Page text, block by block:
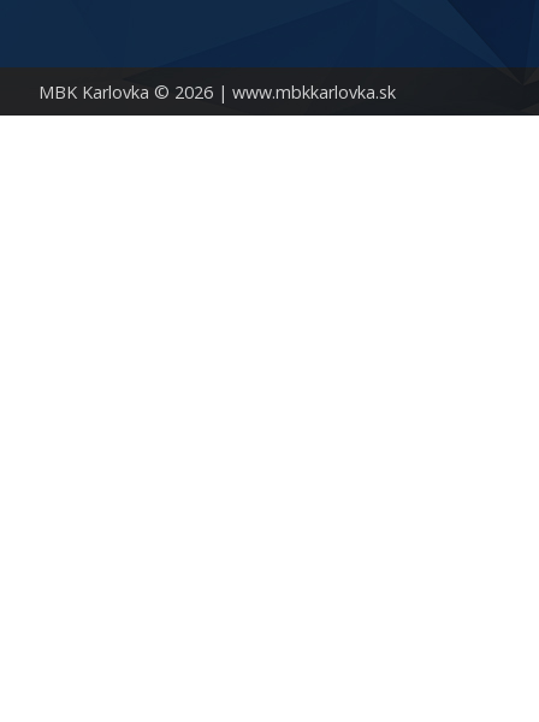
MBK Karlovka © 2026 | www.mbkkarlovka.sk